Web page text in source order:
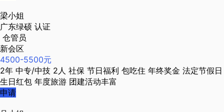
梁小姐
广东绿硕 认证
仓管员
新会区
4500-5500元
2年 中专/中技 2人 社保 节日福利 包吃住 年终奖金 法定节假日
生日红包 年度旅游 团建活动丰富
申请